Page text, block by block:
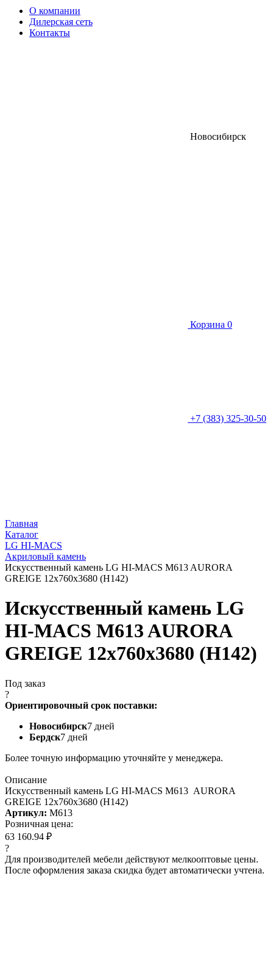
О компании
Дилерская сеть
Контакты
Новосибирск
Корзина 0
+7 (383) 325-30-50
Главная
Каталог
LG HI-MACS
Акриловый камень
Искусcтвенный камень LG HI-MACS M613 AURORA
GREIGE 12x760x3680 (H142)
Искусcтвенный камень LG
HI-MACS M613 AURORA
GREIGE 12x760x3680 (H142)
Под заказ
?
Ориентировочный срок поставки:
Новосибирск7 дней
Бердск7 дней
Более точную информацию уточняйте у менеджера.
Описание
Искусcтвенный камень LG HI-MACS M613 AURORA
GREIGE 12x760x3680 (H142)
Артикул: M613
Розничная цена:
63 160.94 ₽
?
Для производителей мебели действуют мелкооптовые цены.
После оформления заказа скидка будет автоматически учтена.